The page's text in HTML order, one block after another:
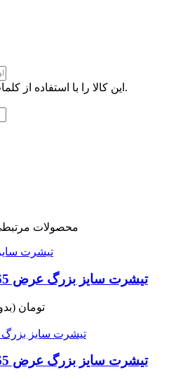
این کالا را با استفاده از کلمات کوتاه و ساده توضیح دهید.
محصولات
تیشرت سایز بزرگ عرض 65 و 70 و 75 سانت
1,299,000 تومان
تیشرت سایز بزرگ عرض 65 و 70 و 75 سانت